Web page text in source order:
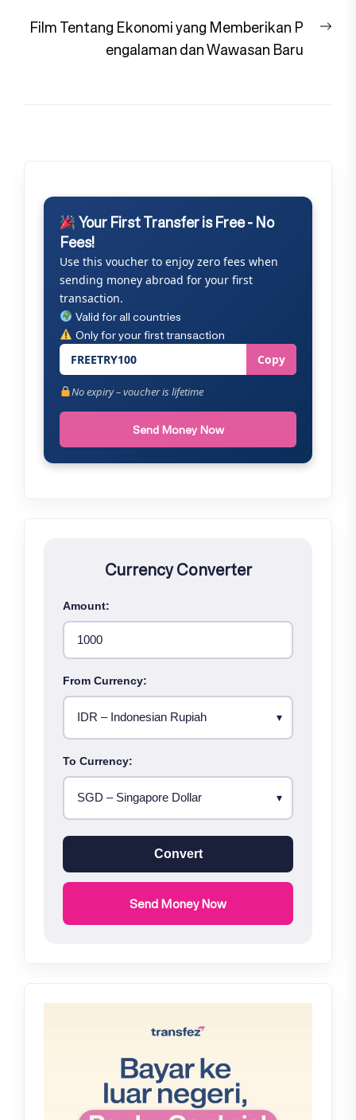
Film Tentang Ekonomi yang Memberikan P
engalaman dan Wawasan Baru
Your First Transfer is Free - No
Fees!
Use this voucher to enjoy zero fees when
sending money abroad for your first
transaction.
Valid for all countries
Only for your first transaction
FREETRY100 Copy
No expiry – voucher is lifetime
Send Money Now
Currency Converter
Amount:
From Currency:
To Currency:
Convert
Send Money Now